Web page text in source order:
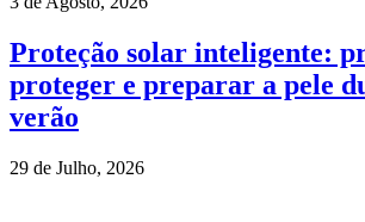
Proteção solar inteligente:
proteger e preparar a pele
verão
29 de Julho, 2026